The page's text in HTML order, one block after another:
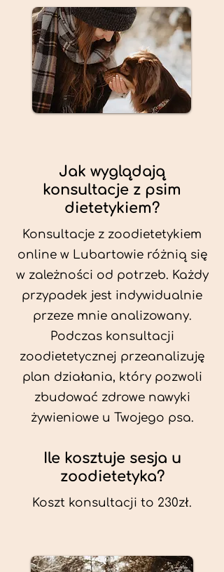
Jak wyglądają
konsultacje z psim
dietetykiem?
Konsultacje z zoodietetykiem
online w Lubartowie różnią się
w zależności od potrzeb. Każdy
przypadek jest indywidualnie
przeze mnie analizowany.
Podczas konsultacji
zoodietetycznej przeanalizuję
plan działania, który pozwoli
zbudować zdrowe nawyki
żywieniowe u Twojego psa.
Ile kosztuje sesja u
zoodietetyka?
Koszt konsultacji to 230zł.